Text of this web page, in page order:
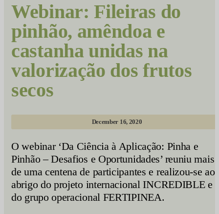
Webinar: Fileiras do
pinhão, amêndoa e
castanha unidas na
valorização dos frutos
secos
December 16, 2020
O webinar ‘Da Ciência à Aplicação: Pinha e
Pinhão – Desafios e Oportunidades’ reuniu mais
de uma centena de participantes e realizou-se ao
abrigo do projeto internacional INCREDIBLE e
do grupo operacional FERTIPINEA.